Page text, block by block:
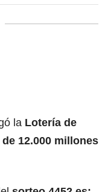
la Lotería de
12.000 millones